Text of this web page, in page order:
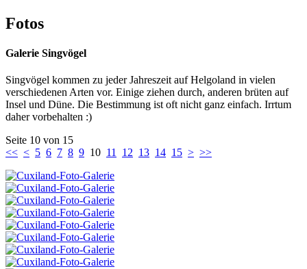
Fotos
Galerie Singvögel
Singvögel kommen zu jeder Jahreszeit auf Helgoland in vielen
verschiedenen Arten vor. Einige ziehen durch, anderen brüten auf
Insel und Düne. Die Bestimmung ist oft nicht ganz einfach. Irrtum
daher vorbehalten :)
Seite 10 von 15
<< < 5 6 7 8 9 10 11 12 13 14 15 > >>